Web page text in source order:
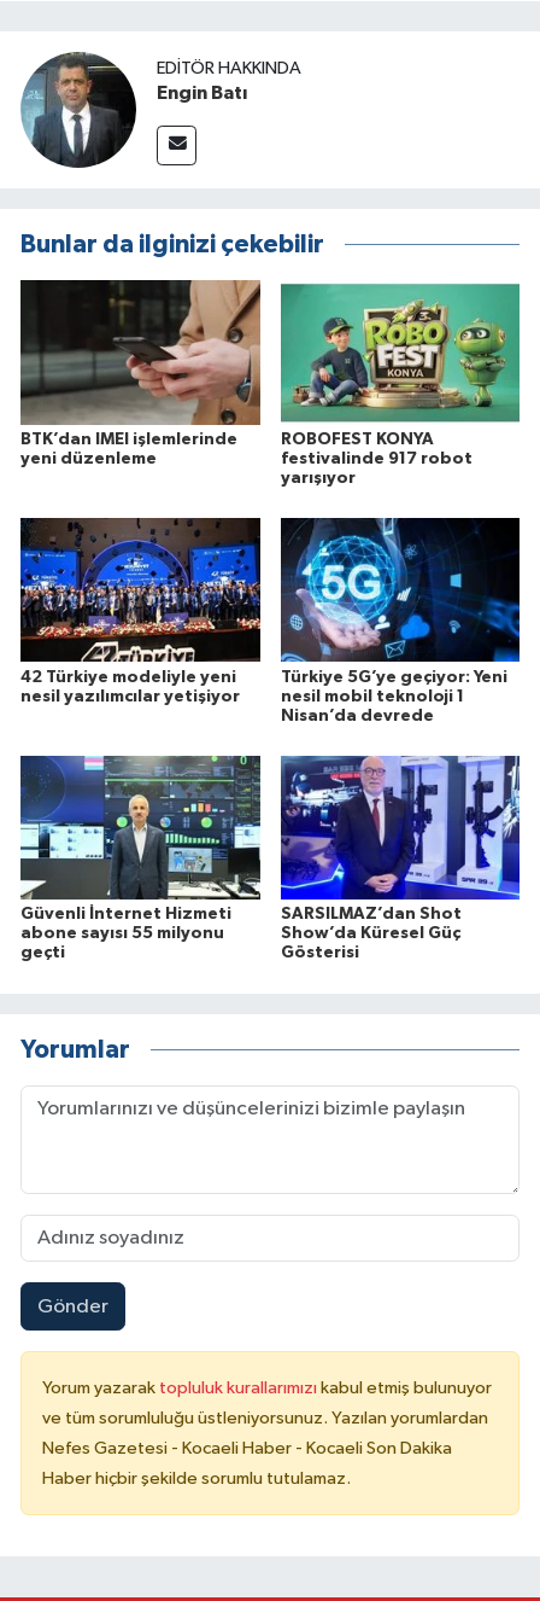
EDITÖR HAKKINDA
Engin Batı
Bunlar da ilginizi çekebilir
BTK’dan IMEI işlemlerinde
yeni düzenleme
ROBOFEST KONYA
festivalinde 917 robot
yarışıyor
42 Türkiye modeliyle yeni
nesil yazılımcılar yetişiyor
Türkiye 5G’ye geçiyor: Yeni
nesil mobil teknoloji 1
Nisan’da devrede
Güvenli İnternet Hizmeti
abone sayısı 55 milyonu
geçti
SARSILMAZ’dan Shot
Show’da Küresel Güç
Gösterisi
Yorumlar
Gönder
Yorum yazarak topluluk kurallarımızı kabul etmiş bulunuyor
ve tüm sorumluluğu üstleniyorsunuz. Yazılan yorumlardan
Nefes Gazetesi - Kocaeli Haber - Kocaeli Son Dakika
Haber hiçbir şekilde sorumlu tutulamaz.